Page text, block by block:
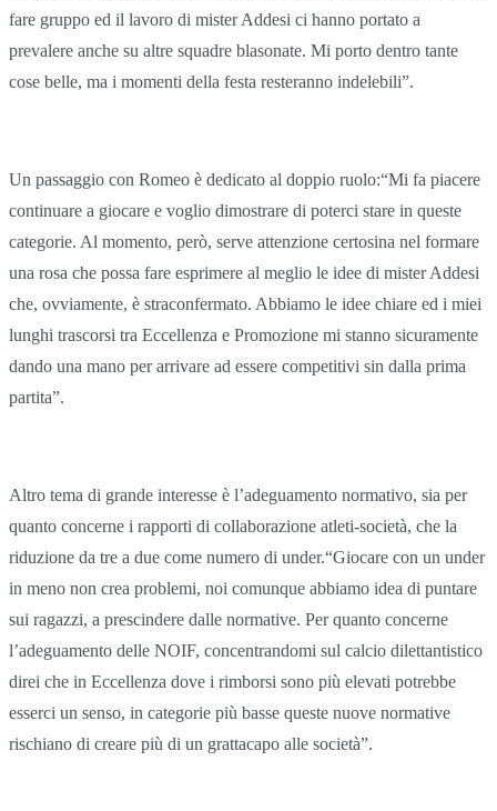
fare gruppo ed il lavoro di mister Addesi ci hanno portato a
prevalere anche su altre squadre blasonate. Mi porto dentro tante
cose belle, ma i momenti della festa resteranno indelebili”.
Un passaggio con Romeo è dedicato al doppio ruolo:“Mi fa piacere
continuare a giocare e voglio dimostrare di poterci stare in queste
categorie. Al momento, però, serve attenzione certosina nel formare
una rosa che possa fare esprimere al meglio le idee di mister Addesi
che, ovviamente, è straconfermato. Abbiamo le idee chiare ed i miei
lunghi trascorsi tra Eccellenza e Promozione mi stanno sicuramente
dando una mano per arrivare ad essere competitivi sin dalla prima
partita”.
Altro tema di grande interesse è l’adeguamento normativo, sia per
quanto concerne i rapporti di collaborazione atleti-società, che la
riduzione da tre a due come numero di under.“Giocare con un under
in meno non crea problemi, noi comunque abbiamo idea di puntare
sui ragazzi, a prescindere dalle normative. Per quanto concerne
l’adeguamento delle NOIF, concentrandomi sul calcio dilettantistico
direi che in Eccellenza dove i rimborsi sono più elevati potrebbe
esserci un senso, in categorie più basse queste nuove normative
rischiano di creare più di un grattacapo alle società”.